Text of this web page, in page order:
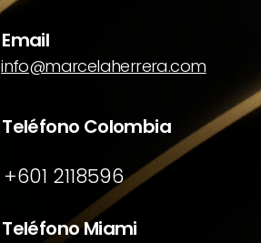
Email
info@marcelaherrera.com
Teléfono Colombia
+601 2118596
Teléfono Miami